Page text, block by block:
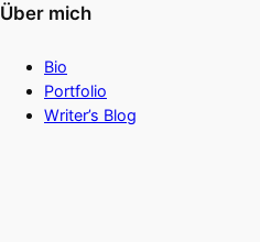
Über mich
Bio
Portfolio
Writer’s Blog